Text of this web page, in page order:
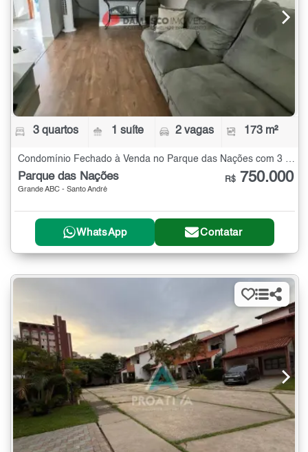
3 quartos 1 suíte 2 vagas 173 m²
Condomínio Fechado à Venda no Parque das Nações com 3 quartos - 173 m²
Parque das Nações
Grande ABC - Santo André
R$ 750.000
WhatsApp Contatar